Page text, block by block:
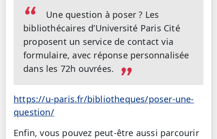
Une question à poser ? Les
bibliothécaires d’Université Paris Cité
proposent un service de contact via
formulaire, avec réponse personnalisée
dans les 72h ouvrées.
https://u-paris.fr/bibliotheques/poser-une-
question/
Enfin, vous pouvez peut-être aussi parcourir